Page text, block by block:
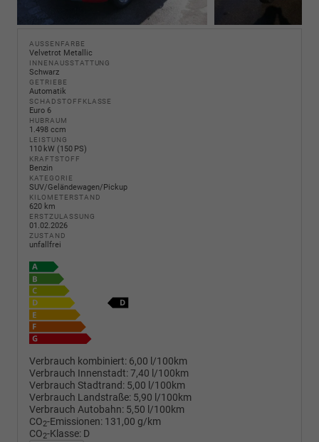
AUSSENFARBE
Velvetrot Metallic
INNENAUSSTATTUNG
Schwarz
GETRIEBE
Automatik
SCHADSTOFFKLASSE
Euro 6
HUBRAUM
1.498 ccm
LEISTUNG
110 kW (150 PS)
KRAFTSTOFF
Benzin
KATEGORIE
SUV/Geländewagen/Pickup
KILOMETERSTAND
620 km
ERSTZULASSUNG
01.02.2026
ZUSTAND
unfallfrei
Verbrauch kombiniert: 6,00 l/100km
Verbrauch Innenstadt:7,40 l/100km
Verbrauch Stadtrand: 5,00 l/100km
Verbrauch Landstraße: 5,90 l/100km
Verbrauch Autobahn: 5,50 l/100km
CO2-Emissionen: 131,00 g/km
CO2-Klasse: D